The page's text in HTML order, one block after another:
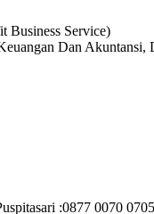
Business Service)
Dan
:0877 0070